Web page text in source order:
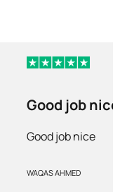
Good job nice
Good job nice
WAQAS AHMED